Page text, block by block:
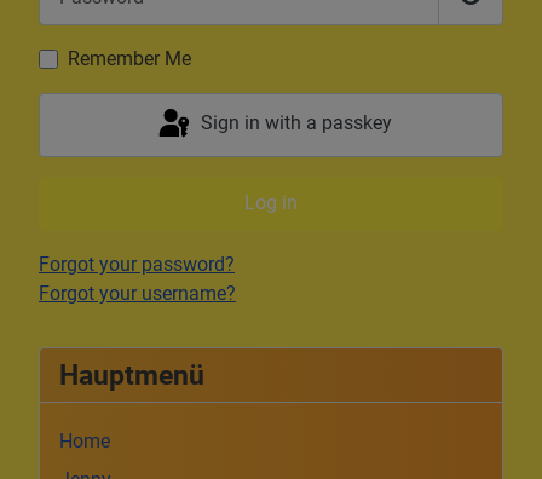
Show
Remember Me
Sign in with a passkey
Log in
Forgot your password?
Forgot your username?
Hauptmenü
Home